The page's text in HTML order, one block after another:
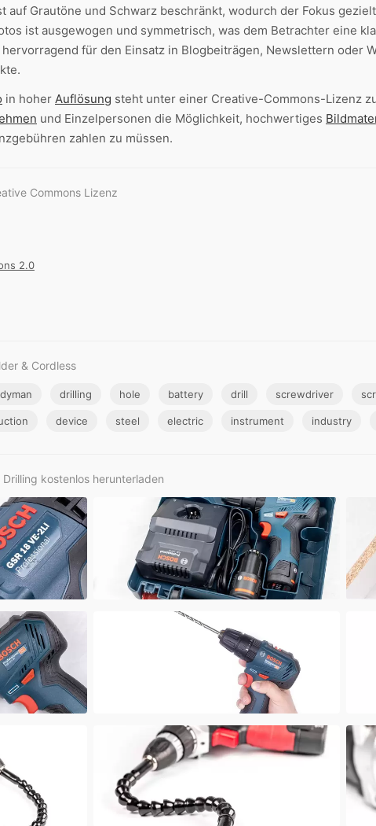
auf Grautöne und Schwarz beschränkt, wodurch der Fokus
ist ausgewogen und symmetrisch, was dem Betrachter eine
für den Einsatz in Blogbeiträgen, Newslettern oder
in hoher Auflösung steht unter einer Creative-Commons-Lizenz
und Einzelpersonen die Möglichkeit, hochwertiges
zahlen zu müssen.
Commons Lizenz
2.0
& Cordless
drilling hole battery drill screwdriver
device steel electric instrument industry
kostenlos herunterladen